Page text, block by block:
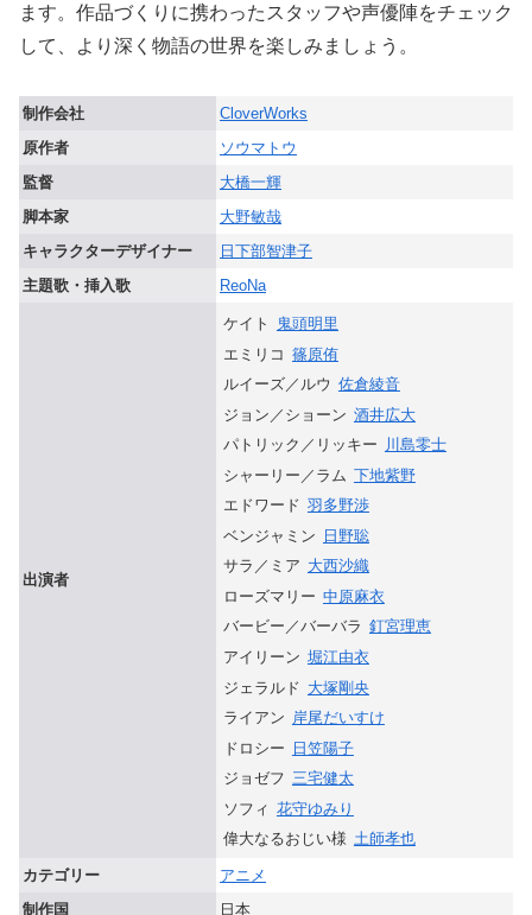
ます。作品づくりに携わったスタッフや声優陣をチェック
して、より深く物語の世界を楽しみましょう。
制作会社
CloverWorks
原作者
ソウマトウ
監督
大橋一輝
脚本家
大野敏哉
キャラクターデザイナー
日下部智津子
主題歌・挿入歌
ReoNa
出演者
ケイト
鬼頭明里
エミリコ 篠原侑
ルイーズ／ルウ 佐倉綾音
ジョン／ショーン 酒井広大
パトリック／リッキー 川島零士
シャーリー／ラム 下地紫野
エドワード 羽多野渉
ベンジャミン
日野聡
サラ／ミア 大西沙織
ローズマリー 中原麻衣
バービー／バーバラ 釘宮理恵
アイリーン 堀江由衣
ジェラルド 大塚剛央
ライアン 岸尾だいすけ
ドロシー 日笠陽子
ジョゼフ 三宅健太
ソフィ 花守ゆみり
偉大なるおじい様 土師孝也
カテゴリー
アニメ
制作国
日本